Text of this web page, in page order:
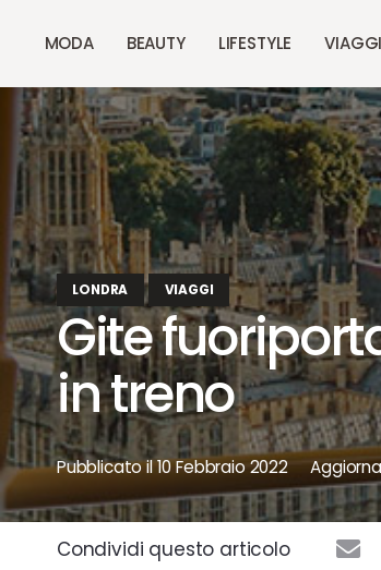
MODA BEAUTY LIFESTYLE VIAGGI
LONDRA VIAGGI
Gite
in treno
Pubblicato il10 Febbraio 2022
Condividi questo articolo